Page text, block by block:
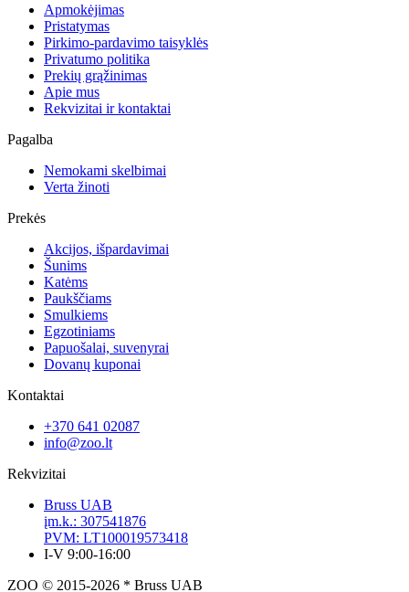
Apmokėjimas
Pristatymas
Pirkimo-pardavimo taisyklės
Privatumo politika
Prekių grąžinimas
Apie mus
Rekvizitai ir kontaktai
Pagalba
Nemokami skelbimai
Verta žinoti
Prekės
Akcijos, išpardavimai
Šunims
Katėms
Paukščiams
Smulkiems
Egzotiniams
Papuošalai, suvenyrai
Dovanų kuponai
Kontaktai
+370 641 02087
info@zoo.lt
Rekvizitai
Bruss UAB
įm.k.: 307541876
PVM: LT100019573418
I-V 9:00-16:00
ZOO © 2015-2026 * Bruss UAB